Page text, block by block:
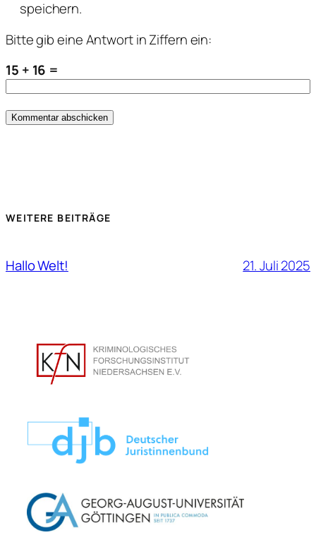
speichern.
Bitte gib eine Antwort in Ziffern ein:
15 + 16 =
WEITERE BEITRÄGE
Hallo Welt! 21. Juli 2025